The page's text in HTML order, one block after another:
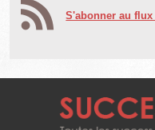
S'abonner au flux